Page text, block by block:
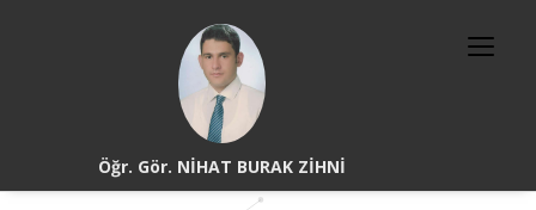
Öğr. Gör. NİHAT BURAK ZİHNİ